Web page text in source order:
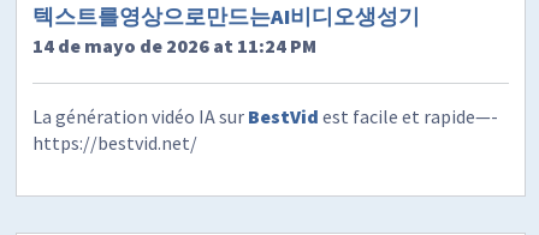
텍스트를영상으로만드는AI비디오생성기
14 de mayo de 2026 at 11:24 PM
La génération vidéo IA sur BestVid est facile et rapide—-
https://bestvid.net/